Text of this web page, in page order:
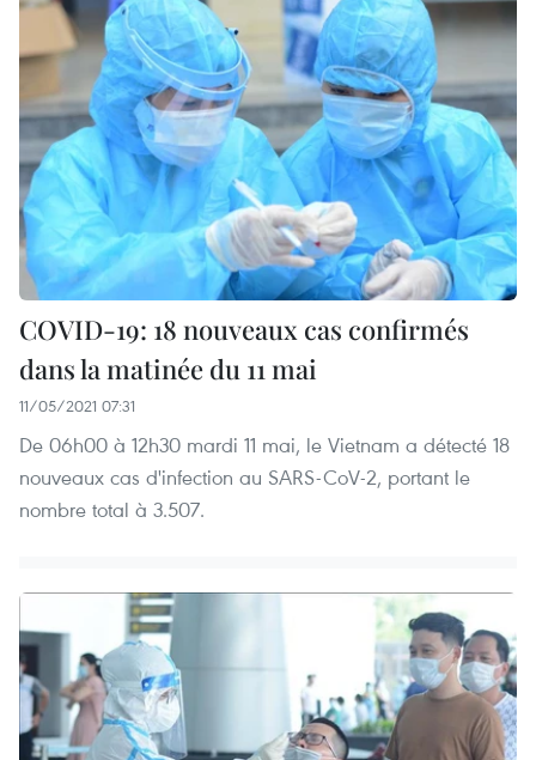
COVID-19: 18 nouveaux cas confirmés
dans la matinée du 11 mai
11/05/2021 07:31
De 06h00 à 12h30 mardi 11 mai, le Vietnam a détecté 18
nouveaux cas d'infection au SARS-CoV-2, portant le
nombre total à 3.507.